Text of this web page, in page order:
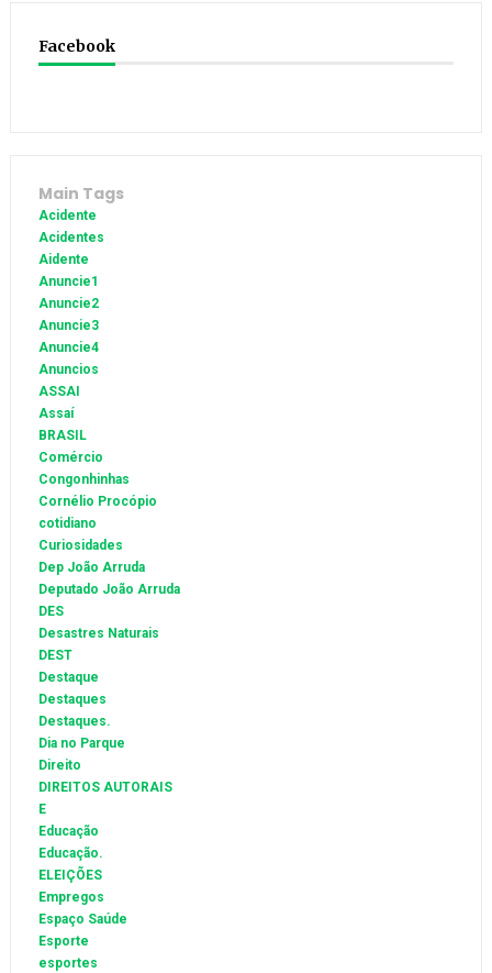
Facebook
Main Tags
Acidente
Acidentes
Aidente
Anuncie1
Anuncie2
Anuncie3
Anuncie4
Anuncios
ASSAI
Assaí
BRASIL
Comércio
Congonhinhas
Cornélio Procópio
cotidiano
Curiosidades
Dep João Arruda
Deputado João Arruda
DES
Desastres Naturais
DEST
Destaque
Destaques
Destaques.
Dia no Parque
Direito
DIREITOS AUTORAIS
E
Educação
Educação.
ELEIÇÕES
Empregos
Espaço Saúde
Esporte
esportes